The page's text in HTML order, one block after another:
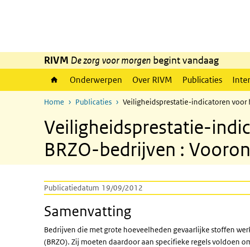
RIVM De zorg voor morgen begint vandaag
Onderwerpen Over RIVM Publicaties
Home Publicaties Veiligheidsprestatie-indicatoren voor
Veiligheidsprestatie-
BRZO-bedrijven :
Publicatiedatum 19/09/2012
Samenvatting
Bedrijven die met grote hoeveelheden gevaarlijke stoffen
(BRZO). Zij moeten daardoor aan specifieke regels voldoen